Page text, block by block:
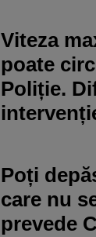
Viteza
poate
Poliție.
Poți
care nu
prevede